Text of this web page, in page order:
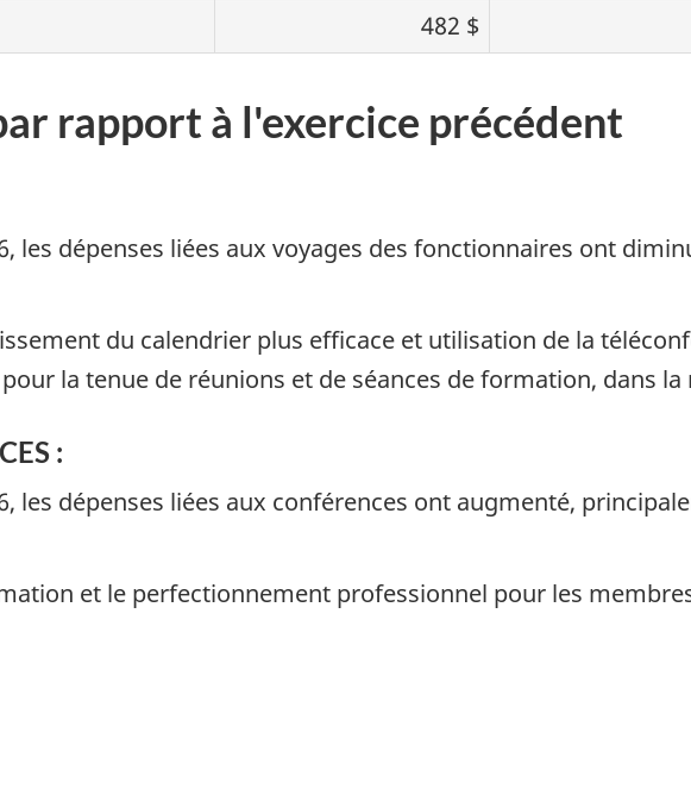
482 $
rapport à l'exercice précédent
les dépenses liées aux voyages des fonctionnaires ont
du calendrier plus efficace et utilisation de la
la tenue de réunions et de séances de formation, dans
:
les dépenses liées aux conférences ont augmenté,
et le perfectionnement professionnel pour les